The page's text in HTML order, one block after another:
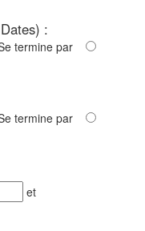
:
termine par
termine par
et